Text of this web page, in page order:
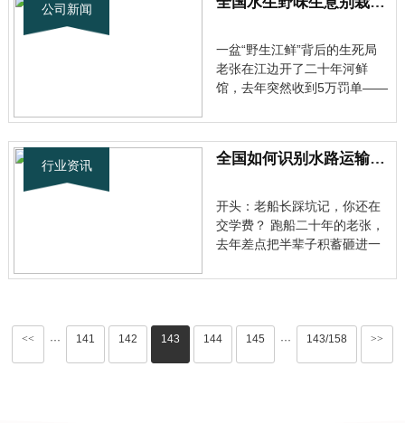
觉得不就是养个鱼苗虾苗，干
苗种质量直接影响整个产业
链。国···
公司新闻
一盆“野生江鲜”背后的生死局
老张在江边开了二十年河鲜
馆，去年突然收到5万罚单——
营。这类案例近年暴增400%，
农业部2024年新规更将中华鲟
等189种生物纳入重点监控。
今天，这张《水生野生动物经
营···
行业资讯 全国如何识别水路运输服务许可证骗局？正规申请技巧有哪些？
开头：老船长踩坑记，你还在
交学费？ 跑船二十年的老张，
去年差点把半辈子积蓄砸进一
服务许可证，跑条小货船贴补
万，他摇着头叹气。兄弟们，
<< ··· 141 142 143 144 145 ··· 143/158 >>